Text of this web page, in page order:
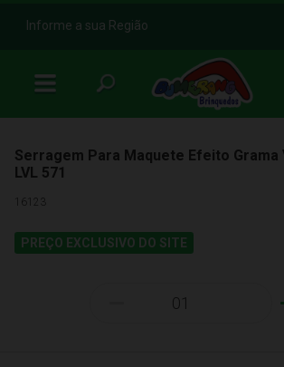
b
Informe a sua Região
Serragem Para Maquete Efeito Grama
LVL 571
16123
PREÇO EXCLUSIVO DO SITE